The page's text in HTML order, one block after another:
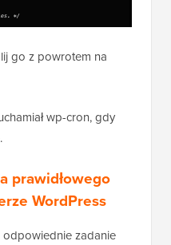
go z powrotem na
wp-cron, gdy
prawidłowego
WordPress
zadanie